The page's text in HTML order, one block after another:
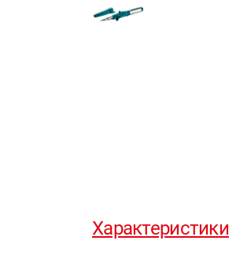
Характеристики